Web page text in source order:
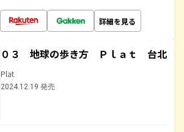
詳細を見る
０３ 地球の歩き方 Ｐｌａｔ 台北
Plat
2024.12.19 発売